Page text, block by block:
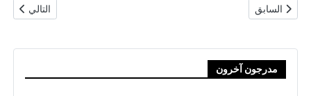
المقال السابق: عميد شرطه شهيد / أحمد أمين عشماوي
السابق المقال
التالي
مدرجون آخرون